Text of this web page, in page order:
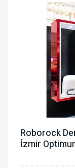
Roborock
İzmir